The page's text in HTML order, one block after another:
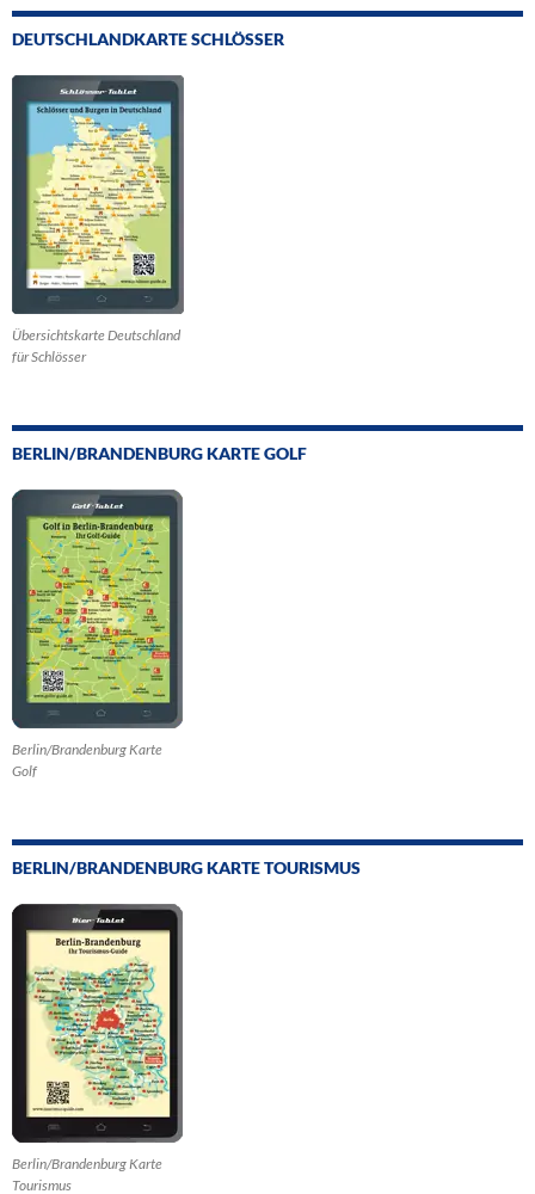
DEUTSCHLANDKARTE SCHLÖSSER
Übersichtskarte Deutschland
für Schlösser
BERLIN/BRANDENBURG KARTE GOLF
Berlin/Brandenburg Karte
Golf
BERLIN/BRANDENBURG KARTE TOURISMUS
Berlin/Brandenburg Karte
Tourismus